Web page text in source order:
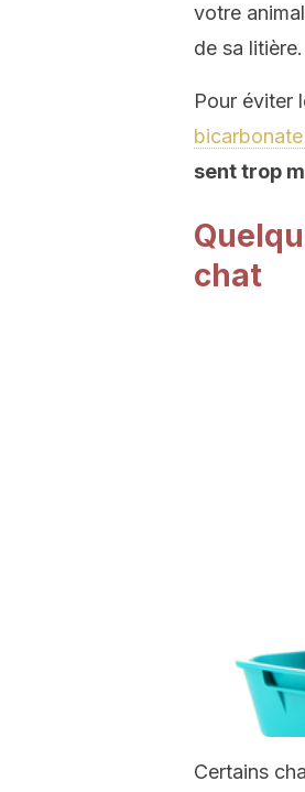
votre
de sa litière.
Pour éviter
sent trop
chat
Certains